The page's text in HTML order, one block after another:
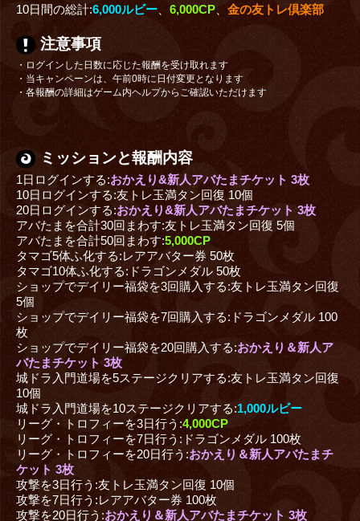
10日間の総計:6,000ルビー 6,000CP 金の友トレ倶楽部
注意事項
・ログインした日数に応じた報酬を受け取れます
・当キャンペーンは、午前0時に日付変更となります
・各報酬の詳細はゲーム内ヘルプからご確認いただけます
ミッションと報酬内容
1日ログインする:おかえり&新人アバたまチケット 3枚
10日ログインする:友トレ玉満タン回復 10個
20日ログインする:おかえり&新人アバたまチケット 3枚
アバたまを合計30回まわす:友トレ玉満タン回復 5個
アバたまを合計50回まわす:5,000CP
タマゴ5体ふ化する:レアアバター券 50枚
タマゴ10体ふ化する:ドラゴンメダル 50枚
ショップでデイリー福袋を3回購入する:友トレ玉満タン回復
5個
ショップでデイリー福袋を7回購入する:ドラゴンメダル 100
枚
ショップでデイリー福袋を20回購入する:おかえり＆新人ア
バたまチケット 3枚
城ドラ入門道場を5ステージクリアする:友トレ玉満タン回復
10個
城ドラ入門道場を10ステージクリアする:1,000ルビー
リーグ・トロフィーを3日行う:4,000CP
リーグ・トロフィーを7日行う:ドラゴンメダル 100枚
リーグ・トロフィーを20日行う:おかえり＆新人アバたまチ
ケット 3枚
攻撃を3日行う:友トレ玉満タン回復 10個
攻撃を7日行う:レアアバター券 100枚
攻撃を20日行う:おかえり＆新人アバたまチケット 3枚